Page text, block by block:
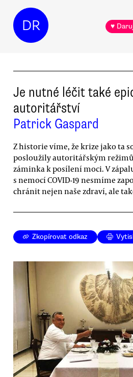
DR ♥
Je nutné léčit také
autoritářství
Patrick Gaspard
Z historie víme, že krize jako ta
posloužily autoritářským
záminka k posílení moci. V
s nemocí COVID-19 nesmíme
chránit nejen naše zdraví, ale
Zkopírovat odkaz